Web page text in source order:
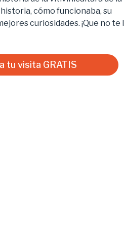
cómo funcionaba, su
curiosidades. ¡Que no te
tu visita GRATIS